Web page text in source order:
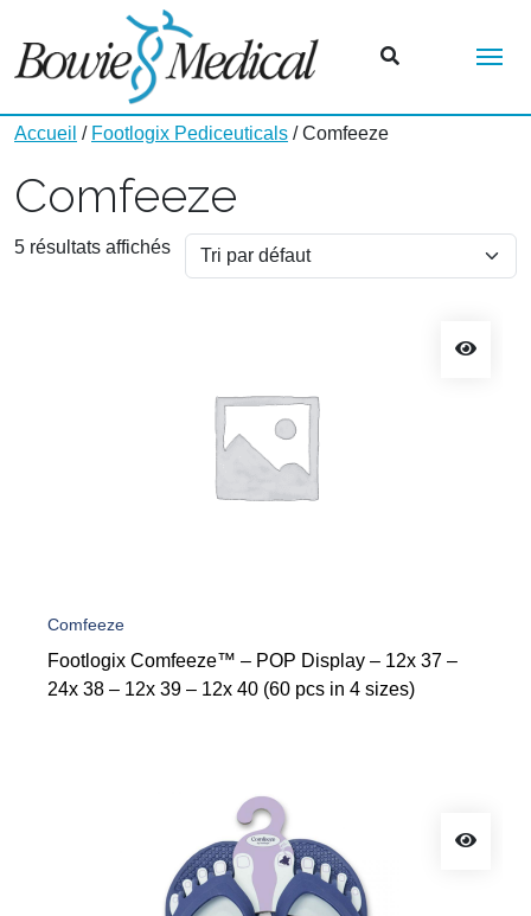
Accueil / Footlogix Pediceuticals / Comfeeze
Comfeeze
5 résultats affichés
Comfeeze
Footlogix Comfeeze™ – POP Display – 12x 37 –
24x 38 – 12x 39 – 12x 40 (60 pcs in 4 sizes)